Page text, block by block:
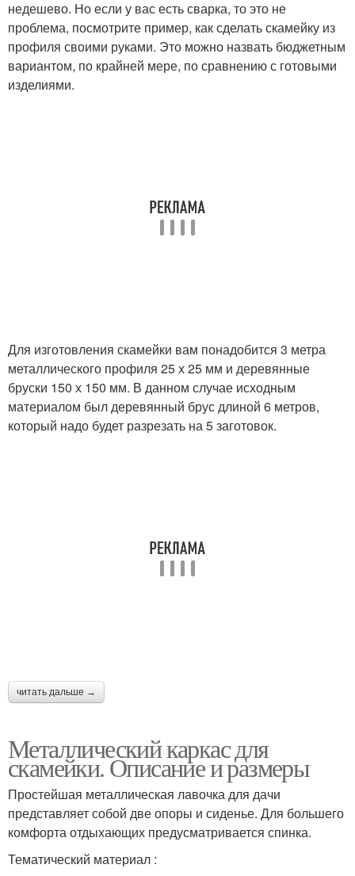
Металлические
скамейки
Скамейки для дачи
недешево. Но если у вас есть сварка, то это не
проблема, посмотрите пример, как сделать скамейку из
профиля своими руками. Это можно назвать бюджетным
вариантом, по крайней мере, по сравнению с готовыми
изделиями.
Для изготовления скамейки вам понадобится 3 метра
металлического профиля 25 х 25 мм и деревянные
бруски 150 х 150 мм. В данном случае исходным
материалом был деревянный брус длиной 6 метров,
который надо будет разрезать на 5 заготовок.
читать дальше →
Металлический каркас для
скамейки. Описание и размеры
Простейшая металлическая лавочка для дачи
представляет собой две опоры и сиденье. Для большего
комфорта отдыхающих предусматривается спинка.
Тематический материал :